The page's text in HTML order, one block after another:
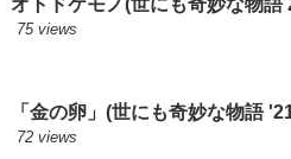
オトドケモノ(世にも奇妙な物
75 views
「金の卵」(世にも奇妙な物語
72 views